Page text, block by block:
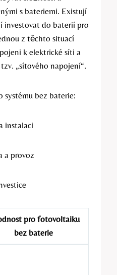
s bateriemi. Existují
investovat do baterií pro
z těchto situací
k elektrické síti a
„sítového napojení“.
bez baterie:
instalaci
a provoz
pro fotovoltaiku
bez baterie